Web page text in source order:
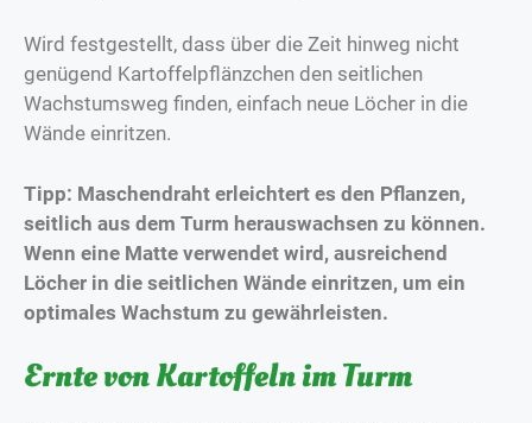
Wird festgestellt, dass über die Zeit hinweg nicht
genügend Kartoffelpflänzchen den seitlichen
Wachstumsweg finden, einfach neue Löcher in die
Wände einritzen.
Tipp: Maschendraht erleichtert es den Pflanzen,
seitlich aus dem Turm herauswachsen zu können.
Wenn eine Matte verwendet wird, ausreichend
Löcher in die seitlichen Wände einritzen, um ein
optimales Wachstum zu gewährleisten.
Ernte von Kartoffeln im Turm